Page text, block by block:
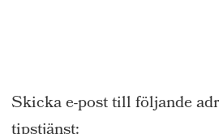
Skicka e-post till följande